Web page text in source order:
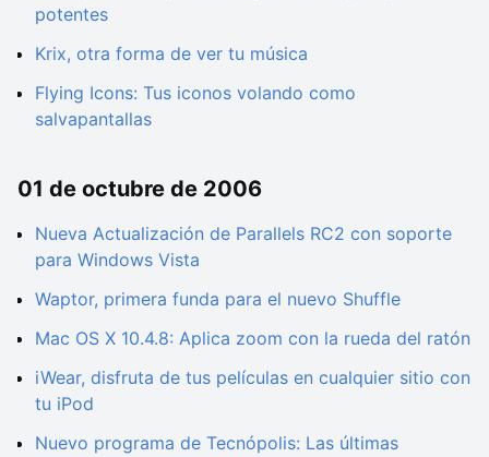
potentes
Krix, otra forma de ver tu música
Flying Icons: Tus iconos volando como
salvapantallas
01 de octubre de 2006
Nueva Actualización de Parallels RC2 con soporte
para Windows Vista
Waptor, primera funda para el nuevo Shuffle
Mac OS X 10.4.8: Aplica zoom con la rueda del ratón
iWear, disfruta de tus películas en cualquier sitio con
tu iPod
Nuevo programa de Tecnópolis: Las últimas